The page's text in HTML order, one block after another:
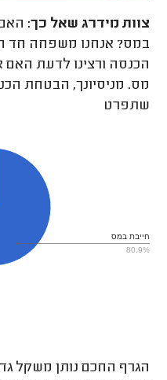
צוות מידרג שאל כך:
במס? אנחנו משפחה חד
הכנסה ורצינו לדעת האם
מס. מניסיונך, הבטחת
שתפרט
חייבת במס
80.9%
הגרף החכם נותן משקל